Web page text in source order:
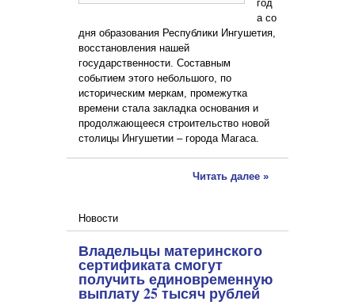
год
а со
дня образования Республики Ингушетия,
восстановления нашей
государственности. Составным
событием этого небольшого, по
историческим меркам, промежутка
времени стала закладка основания и
продолжающееся строительство новой
столицы Ингушетии – города Магаса.
Читать далее »
Новости
Владельцы материнского
сертификата смогут
получить единовременную
выплату 25 тысяч рублей